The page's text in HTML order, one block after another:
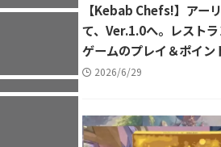
【Kebab Chefs!】アー
て、Ver.1.0へ。レスト
ゲームのプレイ＆ポイン
2026/6/29